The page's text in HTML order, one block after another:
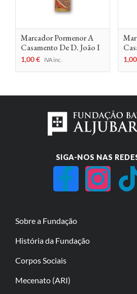
Marcador Pormenor A
Casamento De D. João I
1,00€ IVA inc. 1,00
SIGA-NOS NAS
Sobre a Fundação
História da Fundação
Corpos Sociais
Mecenato (ARI)